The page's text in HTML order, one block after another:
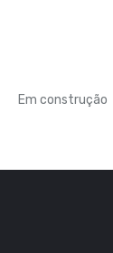
Em construção